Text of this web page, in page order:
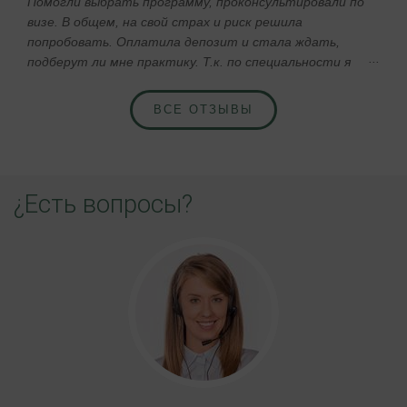
визе. В общем, на свой страх и риск решила
попробовать. Оплатила депозит и стала ждать,
подберут ли мне практику. Т.к. по специальности я
простая )) Через 4 недели мне написали, что нашли
мне практику, прислали документы на визу. Затем
визу!». Получила ответ, которому очень искренне
удивилась - «Конечно! По-другому и быть не могло».
следующем семестре буду поступать на программу
мастер в Universidad Politecnica de Valencia. Теперь я
сама агент, правда, занимаюсь курсами английского
языка, и уже со знанием дела могу сказать, что
Испанский в Испании – одно из немногих агентств,
работающих с Россией, которые придерживаются
европейских ценовых стандартов и европейского
ВСЕ ОТЗЫВЫ
¿Есть вопросы?